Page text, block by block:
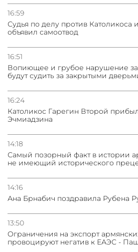
16:59
Судья по делу против Католикоса
объявил самоотвод
16:51
Вопиющее и грубое нарушение
будут судить за закрытыми
16:24
Католикос Гарегин Второй
Эчмиадзина
14:18
Самый позорный факт в истории
не имеющий исторического
14:16
Ана Брнабич поздравила Рубена
13:50
Oграничения на экспорт
провоцируют негатив к ЕАЭС -